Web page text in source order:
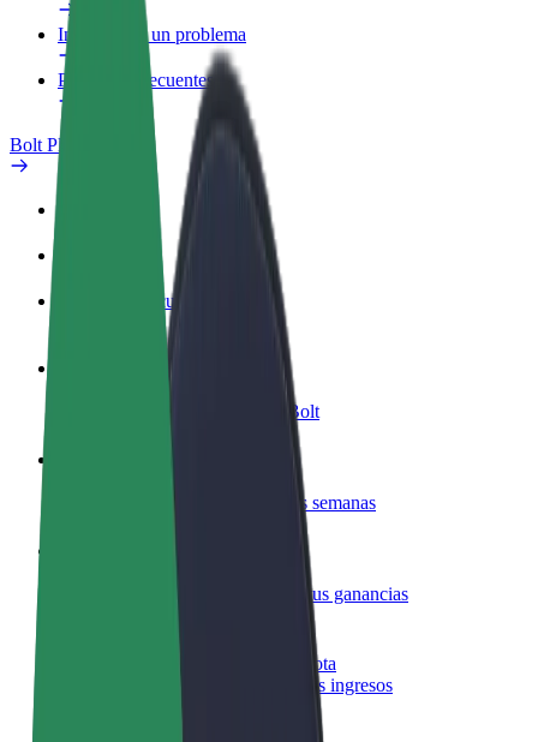
Informar de un problema
Preguntas frecuentes
Bolt Plus
Preguntas frecuentes
Gana dinero colaborando con Bolt
Reparte comida y cobra todas las semanas
Llega a más clientes y maximiza tus ganancias
Registrarse como propietario de flota
Añade tu flota a Bolt y potencia tus ingresos